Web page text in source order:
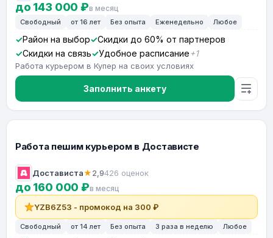
до 143 000 ₽в месяц
Свободный от 16 лет Без опыта Еженедельно Любое
Район на выбор
Скидки до 60% от партнеров
Скидки на связь
Удобное расписание +1
Работа курьером в Купер на своих условиях
Заполнить анкету
Работа пешим курьером в Достависте
Достависта★2,9426 оценок
до 160 000 ₽в месяц
YZB6Z53 - промокод на 300 ₽
Свободный от 14 лет Без опыта 3 раза в неделю Любое